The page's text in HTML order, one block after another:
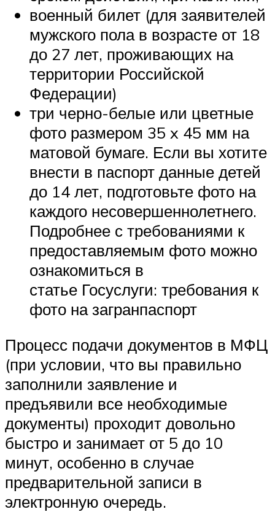
военный билет (для заявителей
мужского пола в возрасте от 18
до 27 лет, проживающих на
территории Российской
Федерации)
три черно-белые или цветные
фото размером 35 x 45 мм на
матовой бумаге. Если вы хотите
внести в паспорт данные детей
до 14 лет, подготовьте фото на
каждого несовершеннолетнего.
Подробнее с требованиями к
предоставляемым фото можно
ознакомиться в
статье Госуслуги: требования к
фото на загранпаспорт
Процесс подачи документов в МФЦ
(при условии, что вы правильно
заполнили заявление и
предъявили все необходимые
документы) проходит довольно
быстро и занимает от 5 до 10
минут, особенно в случае
предварительной записи в
электронную очередь.